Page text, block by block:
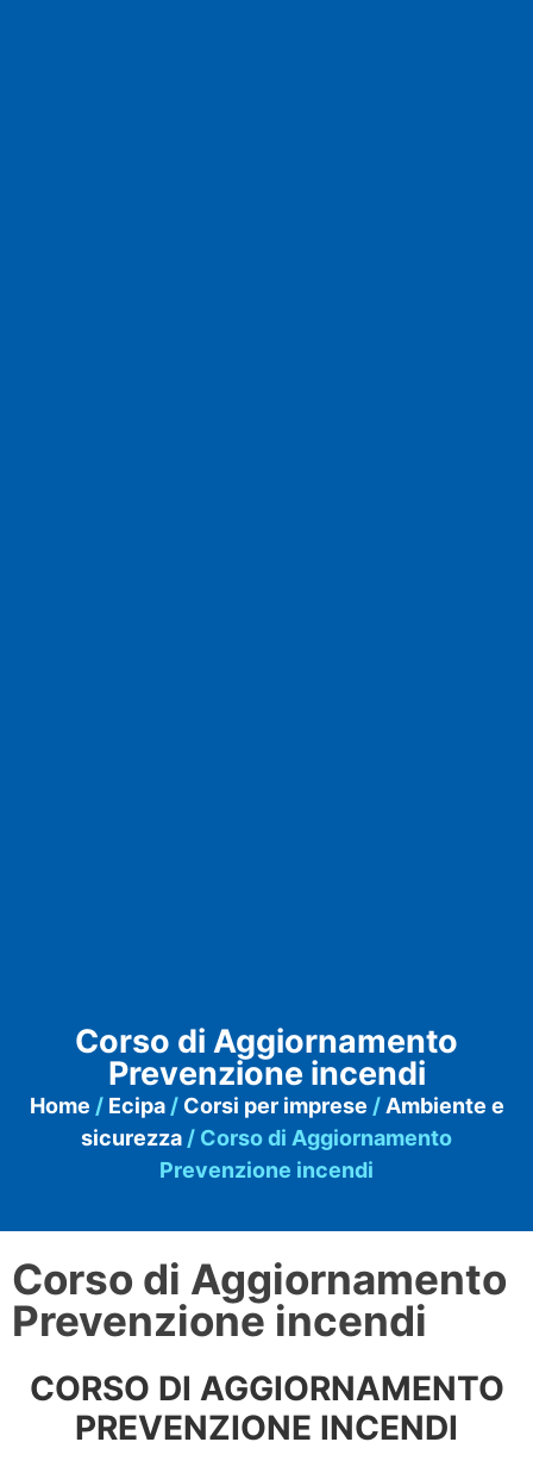
Corso di Aggiornamento
Prevenzione incendi
Home / Ecipa/ Corsi per imprese / Ambiente e
sicurezza / Corso di Aggiornamento
Prevenzione incendi
Corso di Aggiornamento
Prevenzione incendi
CORSO DI AGGIORNAMENTO
PREVENZIONE INCENDI